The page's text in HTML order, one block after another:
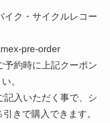
サイクルレコー
pre-order
に上記クーポン
。
く事で、シ
きで購入できます。